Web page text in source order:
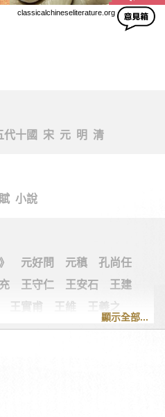
classicalchineseliterature.org
代十國 宋 元 明 清
小說
元好問 元稹
孔尚任
王守仁 王安石
王建
王實甫 王維
王羲之
首 古歌謠
史可法
顯示全部...